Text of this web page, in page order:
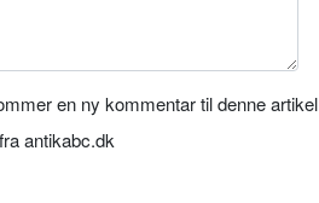
en ny kommentar til denne artikel
antikabc.dk